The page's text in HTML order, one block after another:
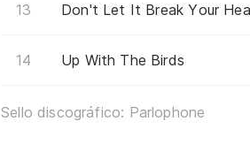
Don't Let It Break Your
Up With The Birds
Sello discográfico: Parlophone